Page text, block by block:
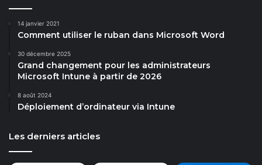
14 janvier 2021
Comment utiliser le ruban dans Microsoft Word
30 décembre 2025
Grand changement pour les administrateurs
Microsoft Intune à partir de 2026
8 août 2024
Déploiement d’ordinateur via Intune
Les derniers articles